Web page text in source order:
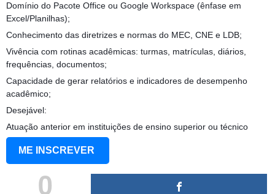
Domínio do Pacote Office ou Google Workspace (ênfase em
Excel/Planilhas);
Conhecimento das diretrizes e normas do MEC, CNE e LDB;
Vivência com rotinas acadêmicas: turmas, matrículas, diários,
frequências, documentos;
Capacidade de gerar relatórios e indicadores de desempenho
acadêmico;
Desejável:
Atuação anterior em instituições de ensino superior ou técnico
ME INSCREVER
0